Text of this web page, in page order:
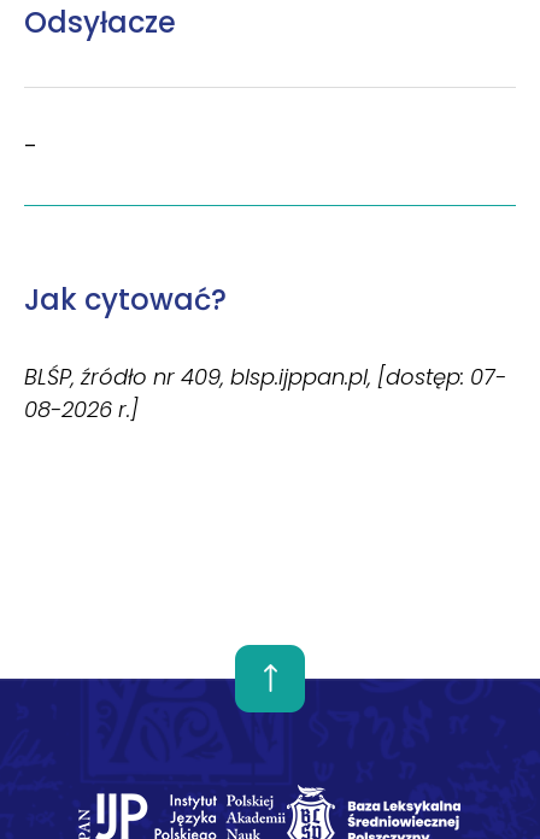
Odsyłacze
–
Jak cytować?
BLŚP, źródło nr 409, blsp.ijppan.pl, [dostęp: 07-
08-2026 r.]